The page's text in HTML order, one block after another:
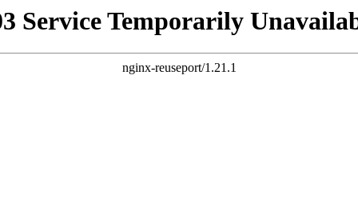
Service Temporarily
nginx-reuseport/1.21.1